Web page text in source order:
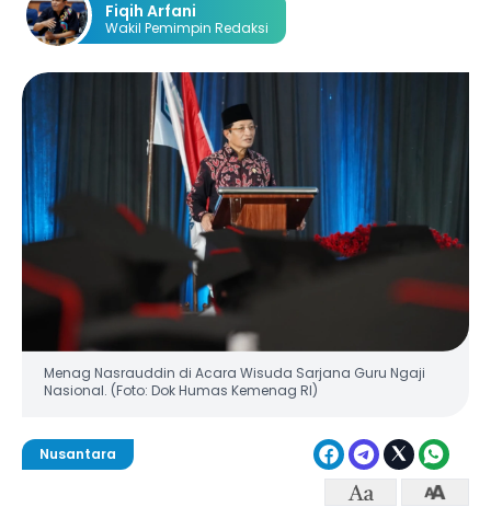
Fiqih Arfani
Wakil Pemimpin Redaksi
Menag Nasrauddin di Acara Wisuda Sarjana Guru Ngaji
Nasional. (Foto: Dok Humas Kemenag RI)
Nusantara